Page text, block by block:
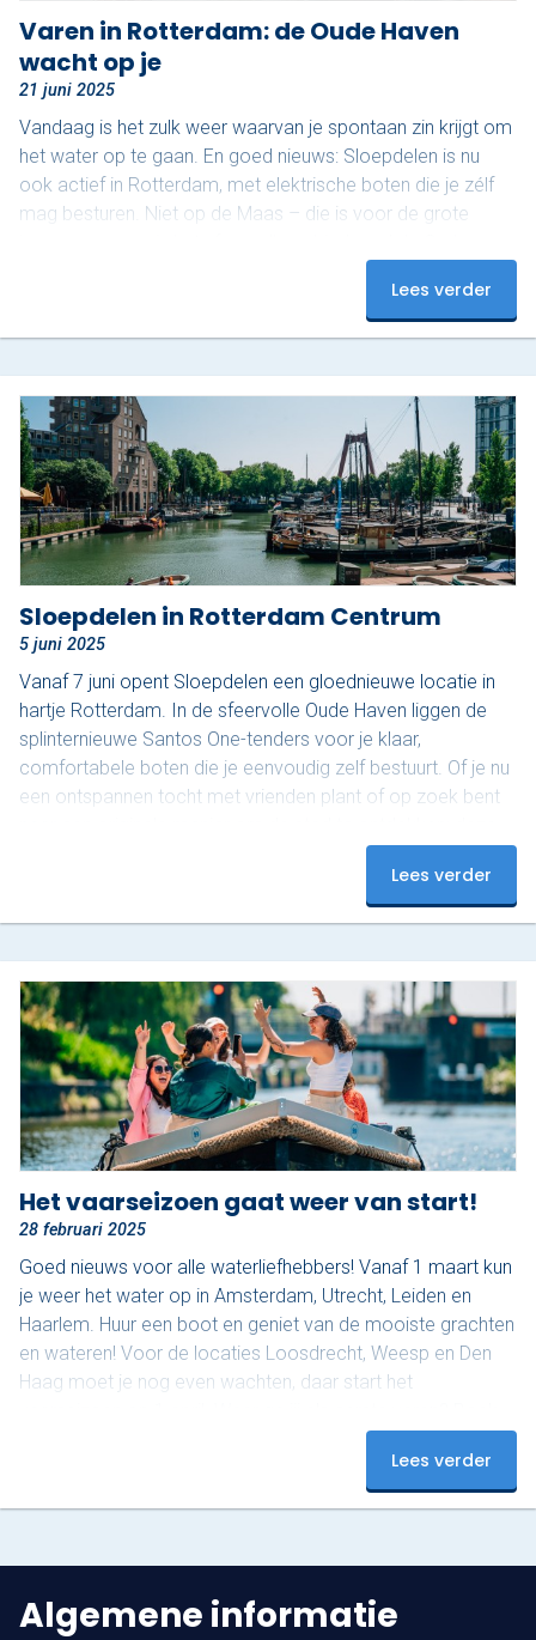
Varen in Rotterdam: de Oude Haven
wacht op je
21 juni 2025
Vandaag is het zulk weer waarvan je spontaan zin krijgt om
het water op te gaan. En goed nieuws: Sloepdelen is nu
ook actief in Rotterdam, met elektrische boten die je zélf
mag besturen. Niet op de Maas – die is voor de grote
Haven. En dat maakt het juist zo relaxed. Ontdek het
mooiste stukje van Rotterdam De Oude Haven is een van
Lees verder
Sloepdelen in Rotterdam Centrum
5 juni 2025
Vanaf 7 juni opent Sloepdelen een gloednieuwe locatie in
hartje Rotterdam. In de sfeervolle Oude Haven liggen de
splinternieuwe Santos One-tenders voor je klaar,
comfortabele boten die je eenvoudig zelf bestuurt. Of je nu
een ontspannen tocht met vrienden plant of op zoek bent
boten bieden alle vrijheid. Vanaf het water zie je Rotterdam
van haar mooiste kant. In twee uur vaar je een prachtige
Lees verder
Het vaarseizoen gaat weer van start!
28 februari 2025
Goed nieuws voor alle waterliefhebbers! Vanaf 1 maart kun
je weer het water op in Amsterdam, Utrecht, Leiden en
Haarlem. Huur een boot en geniet van de mooiste grachten
en wateren! Voor de locaties Loosdrecht, Weesp en Den
Haag moet je nog even wachten, daar start het
nu en beleef een onvergetelijke start van het seizoen!
Lees verder
Algemene informatie